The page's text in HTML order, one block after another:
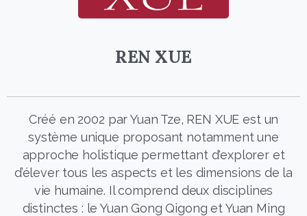
REN XUE
Créé en 2002 par Yuan Tze, REN XUE est un
système unique proposant notamment une
approche holistique permettant d'explorer et
d’élever tous les aspects et les dimensions de la
vie humaine. Il comprend deux disciplines
distinctes : le Yuan Gong Qigong et Yuan Ming